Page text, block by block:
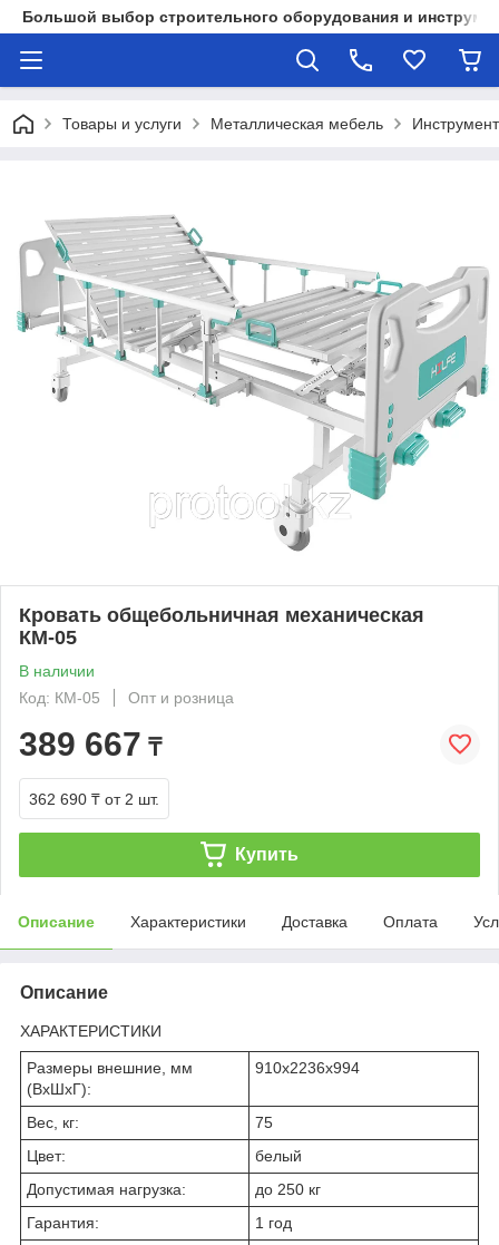
Большой выбор строительного оборудования и
Товары и услуги Металлическая мебель
Кровать общебольничная механическая
КМ-05
В наличии
Код: КМ-05
Опт и розница
389 667 ₸
362 690 ₸ от 2 шт.
Купить
Описание Характеристики Доставка Оплата
Описание
ХАРАКТЕРИСТИКИ
Размеры внешние, мм
(ВхШхГ):
910x2236x994
Вес, кг:
75
Цвет:
белый
Допустимая нагрузка:
до 250 кг
Гарантия:
1 год